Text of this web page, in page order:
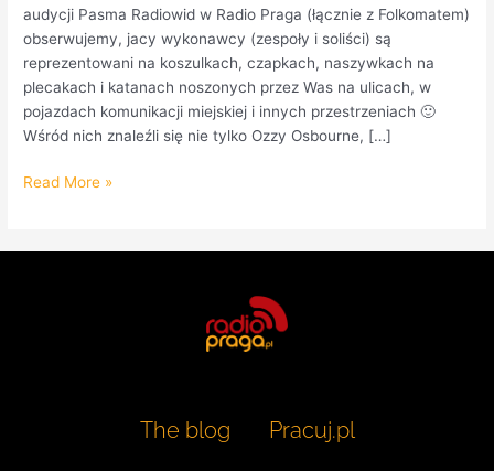
audycji Pasma Radiowid w Radio Praga (łącznie z Folkomatem)
obserwujemy, jacy wykonawcy (zespoły i soliści) są
reprezentowani na koszulkach, czapkach, naszywkach na
plecakach i katanach noszonych przez Was na ulicach, w
pojazdach komunikacji miejskiej i innych przestrzeniach 🙂
Wśród nich znaleźli się nie tylko Ozzy Osbourne, […]
Read More »
The blog
Pracuj.pl